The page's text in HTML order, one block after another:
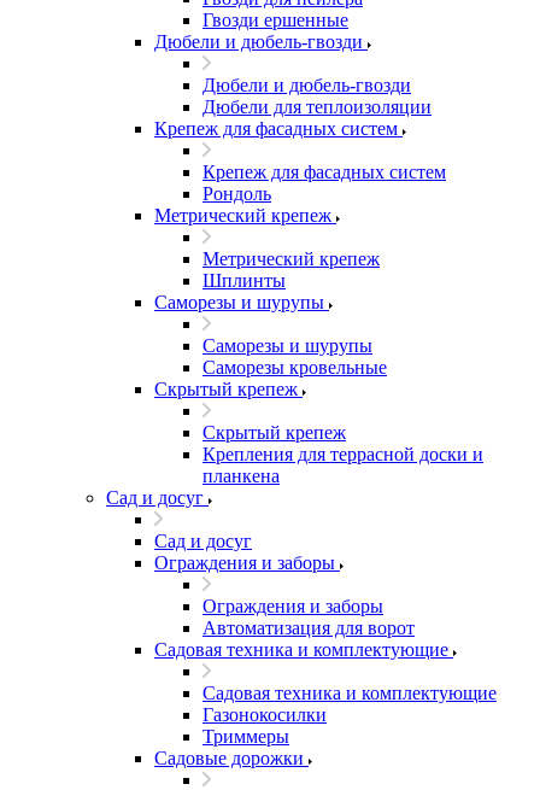
Гвозди ершенные
Дюбели и дюбель-гвозди
Дюбели и дюбель-гвозди
Дюбели для теплоизоляции
Крепеж для фасадных систем
Крепеж для фасадных систем
Рондоль
Метрический крепеж
Метрический крепеж
Шплинты
Саморезы и шурупы
Саморезы и шурупы
Саморезы кровельные
Скрытый крепеж
Скрытый крепеж
Крепления для террасной доски и
планкена
Сад и досуг
Сад и досуг
Ограждения и заборы
Ограждения и заборы
Автоматизация для ворот
Садовая техника и комплектующие
Садовая техника и комплектующие
Газонокосилки
Триммеры
Садовые дорожки